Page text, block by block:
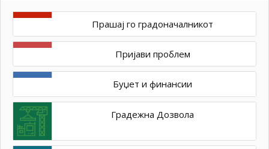
Прашај го градоначалникот
Пријави проблем
Буџет и финансии
Градежна Дозвола